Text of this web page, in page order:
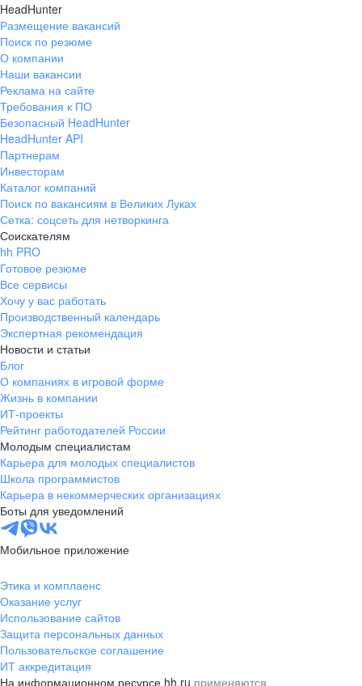
HeadHunter
Размещение вакансий
Поиск по резюме
О компании
Наши вакансии
Реклама на сайте
Требования к ПО
Безопасный HeadHunter
HeadHunter API
Партнерам
Инвесторам
Каталог компаний
Поиск по вакансиям в Великих Луках
Сетка: соцсеть для нетворкинга
Соискателям
hh PRO
Готовое резюме
Все сервисы
Хочу у вас работать
Производственный календарь
Экспертная рекомендация
Новости и статьи
Блог
О компаниях в игровой форме
Жизнь в компании
ИТ-проекты
Рейтинг работодателей России
Молодым специалистам
Карьера для молодых специалистов
Школа программистов
Карьера в некоммерческих организациях
Боты для уведомлений
Мобильное приложение
Этика и комплаенс
Оказание услуг
Использование сайтов
Защита персональных данных
Пользовательское соглашение
ИТ аккредитация
На информационном ресурсе hh.ru применяются